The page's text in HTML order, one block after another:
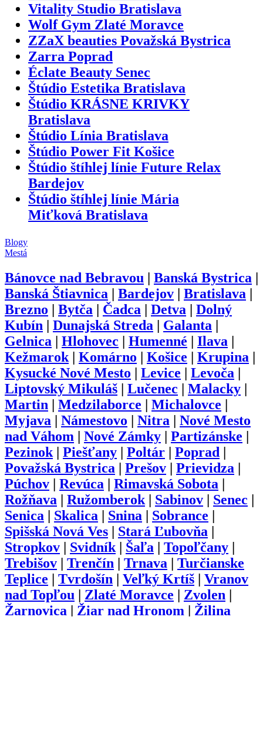
Vitality Studio Bratislava
Wolf Gym Zlaté Moravce
ZZaX beauties Považská Bystrica
Zarra Poprad
Éclate Beauty Senec
Štúdio Estetika Bratislava
Štúdio KRÁSNE KRIVKY
Bratislava
Štúdio Línia Bratislava
Štúdio Power Fit Košice
Štúdio štíhlej línie Future Relax
Bardejov
Štúdio štíhlej línie Mária
Miťková Bratislava
Blogy
Mestá
Bánovce nad Bebravou | Banská Bystrica |
Banská Štiavnica | Bardejov | Bratislava |
Brezno | Bytča | Čadca | Detva | Dolný
Kubín | Dunajská Streda | Galanta |
Gelnica | Hlohovec | Humenné | Ilava |
Kežmarok | Komárno | Košice | Krupina |
Kysucké Nové Mesto | Levice | Levoča |
Liptovský Mikuláš | Lučenec | Malacky |
Martin | Medzilaborce | Michalovce |
Myjava | Námestovo | Nitra | Nové Mesto
nad Váhom | Nové Zámky | Partizánske |
Pezinok | Piešťany | Poltár | Poprad |
Považská Bystrica | Prešov | Prievidza |
Púchov | Revúca | Rimavská Sobota |
Rožňava | Ružomberok | Sabinov | Senec |
Senica | Skalica | Snina | Sobrance |
Spišská Nová Ves | Stará Ľubovňa |
Stropkov | Svidník | Šaľa | Topoľčany |
Trebišov | Trenčín | Trnava | Turčianske
Teplice | Tvrdošín | Veľký Krtíš | Vranov
nad Topľou | Zlaté Moravce | Zvolen |
Žarnovica | Žiar nad Hronom | Žilina